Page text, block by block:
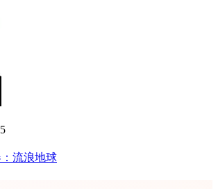
流浪地球